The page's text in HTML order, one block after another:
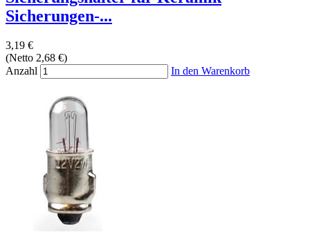
Sicherungen-...
3,19 €
(Netto 2,68 €)
Anzahl
In den Warenkorb